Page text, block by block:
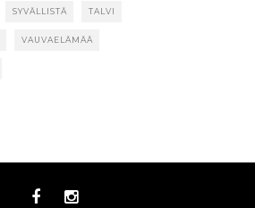
SYVÄLLISTÄ TALVI
VAUVAELÄMÄÄ